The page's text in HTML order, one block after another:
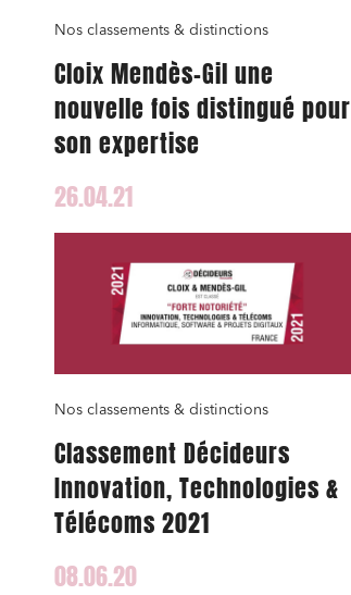
Nos classements & distinctions
Cloix Mendès-Gil une
nouvelle fois distingué pour
son expertise
26.04.21
Nos classements & distinctions
Classement Décideurs
Innovation, Technologies &
Télécoms 2021
08.06.20